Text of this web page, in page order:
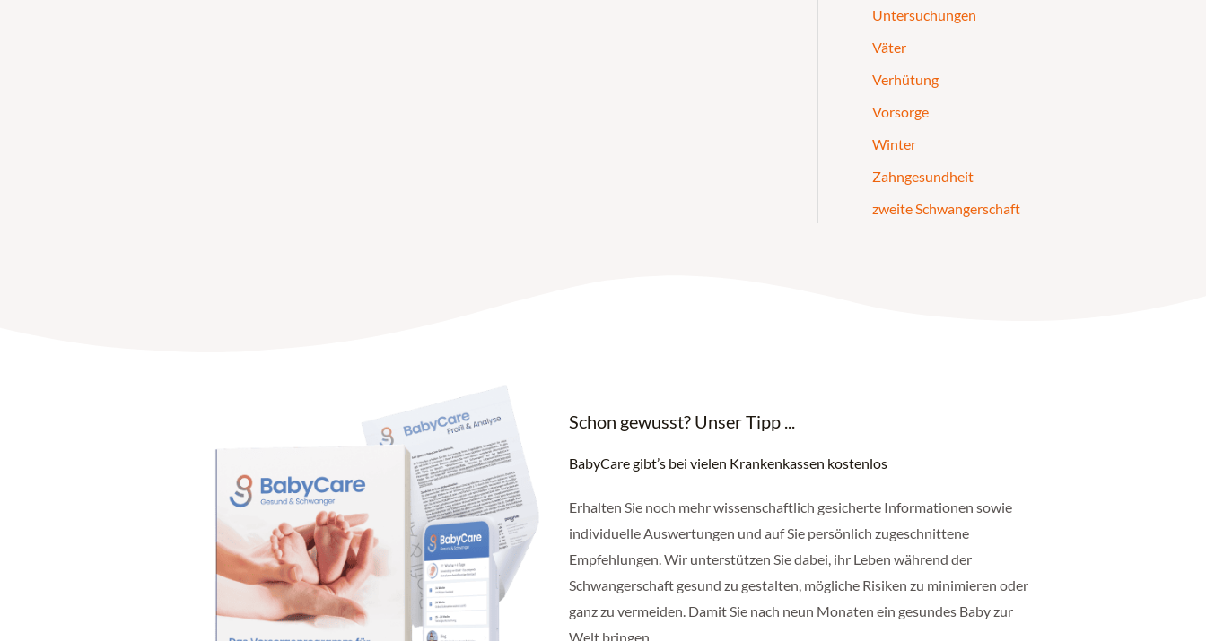
Untersuchungen
Väter
Verhütung
Vorsorge
Winter
Zahngesundheit
zweite Schwangerschaft
Schon gewusst? Unser Tipp ...
BabyCare gibt’s bei vielen Krankenkassen kostenlos
Erhalten Sie noch mehr wissenschaftlich gesicherte Informationen sowie
individuelle Auswertungen und auf Sie persönlich zugeschnittene
Empfehlungen. Wir unterstützen Sie dabei, ihr Leben während der
Schwangerschaft gesund zu gestalten, mögliche Risiken zu minimieren oder
ganz zu vermeiden. Damit Sie nach neun Monaten ein gesundes Baby zur
Welt bringen.